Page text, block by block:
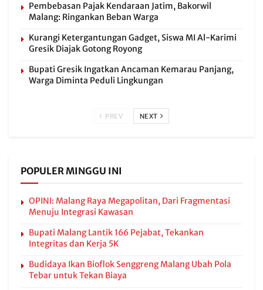
Pembebasan Pajak Kendaraan Jatim, Bakorwil
Malang: Ringankan Beban Warga
Kurangi Ketergantungan Gadget, Siswa MI Al-Karimi
Gresik Diajak Gotong Royong
Bupati Gresik Ingatkan Ancaman Kemarau Panjang,
Warga Diminta Peduli Lingkungan
PREV NEXT
POPULER MINGGU INI
OPINI: Malang Raya Megapolitan, Dari Fragmentasi
Menuju Integrasi Kawasan
Bupati Malang Lantik 166 Pejabat, Tekankan
Integritas dan Kerja 5K
Budidaya Ikan Bioflok Senggreng Malang Ubah Pola
Tebar untuk Tekan Biaya